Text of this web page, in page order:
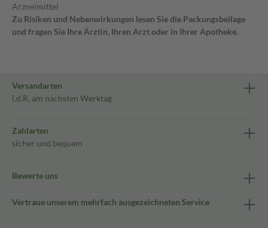
Arzneimittel
Zu Risiken und Nebenwirkungen lesen Sie die Packungsbeilage
und fragen Sie Ihre Ärztin, Ihren Arzt oder in Ihrer Apotheke.
Versandarten
i.d.R. am nächsten Werktag
Zahlarten
sicher und bequem
Bewerte uns
Vertraue unserem mehrfach ausgezeichneten Service